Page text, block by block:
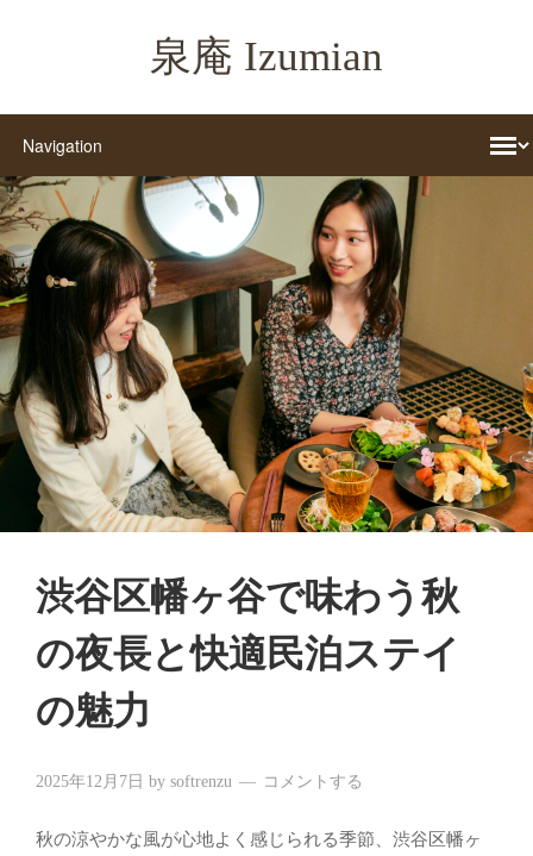
泉庵 Izumian
渋谷区幡ヶ谷で味わう秋
の夜長と快適民泊ステイ
の魅力
2025年12月7日 by softrenzu コメントする
秋の涼やかな風が心地よく感じられる季節、渋谷区幡ヶ